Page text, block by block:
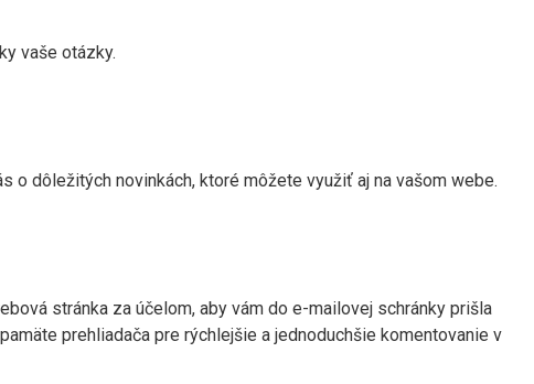
vaše otázky.
dôležitých novinkách, ktoré môžete využiť aj na vašom webe.
stránka za účelom, aby vám do e-mailovej schránky prišla
prehliadača pre rýchlejšie a jednoduchšie komentovanie v